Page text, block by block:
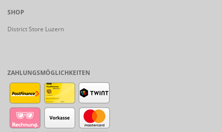
SHOP
District Store Luzern
ZAHLUNGSMÖGLICHKEITEN